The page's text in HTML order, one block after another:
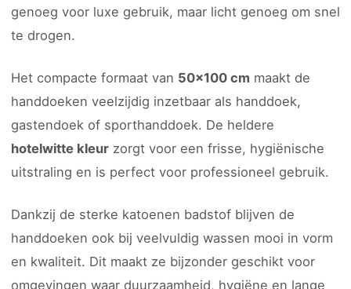
genoeg voor luxe gebruik, maar licht genoeg om snel
te drogen.
Het compacte formaat van 50×100 cm maakt de
handdoeken veelzijdig inzetbaar als handdoek,
gastendoek of sporthanddoek. De heldere
hotelwitte kleur zorgt voor een frisse, hygiënische
uitstraling en is perfect voor professioneel gebruik.
Dankzij de sterke katoenen badstof blijven de
handdoeken ook bij veelvuldig wassen mooi in vorm
en kwaliteit. Dit maakt ze bijzonder geschikt voor
omgevingen waar duurzaamheid, hygiëne en lange